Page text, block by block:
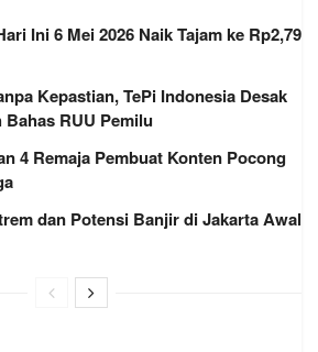
Ini 6 Mei 2026 Naik Tajam ke Rp2,79
Kepastian, TePi Indonesia Desak
RUU Pemilu
4 Remaja Pembuat Konten Pocong
dan Potensi Banjir di Jakarta Awal